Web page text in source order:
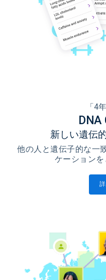
「4
DNA
新しい遺伝
他の人と遺伝子的な一
ケーションを